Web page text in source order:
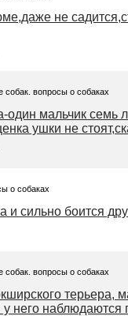
не
собак. вопросы о собаках
один мальчик семь
ушки не
о собаках
сильно боится
собак. вопросы о собаках
терьера,
него наблюдаются